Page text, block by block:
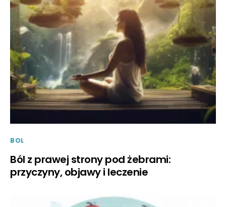
BOL
Ból z prawej strony pod żebrami:
przyczyny, objawy i leczenie